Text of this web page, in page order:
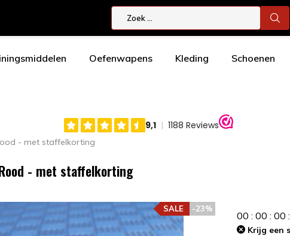
Oefenwapens Kleding Schoenen
- met staffelkorting
- met staffelkorting
-23%
SALE
00 :00 :00
Krijg een